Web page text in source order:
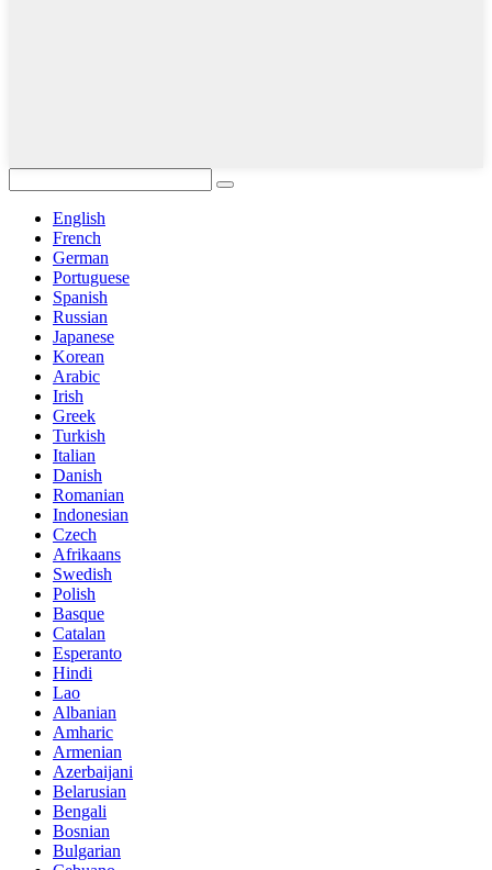
English
French
German
Portuguese
Spanish
Russian
Japanese
Korean
Arabic
Irish
Greek
Turkish
Italian
Danish
Romanian
Indonesian
Czech
Afrikaans
Swedish
Polish
Basque
Catalan
Esperanto
Hindi
Lao
Albanian
Amharic
Armenian
Azerbaijani
Belarusian
Bengali
Bosnian
Bulgarian